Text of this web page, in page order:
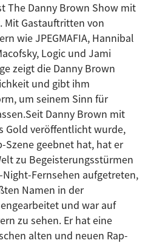
The Danny Brown Show mit
Mit Gastauftritten von
wie JPEGMAFIA, Hannibal
Logic und Jami
zeigt die Danny Brown
und gibt ihm
um seinem Sinn für
Danny Brown mit
Gold veröffentlicht wurde,
Szene geebnet hat, hat er
zu Begeisterungsstürmen
Fernsehen aufgetreten,
Namen in der
und war auf
zu sehen. Er hat eine
alten und neuen Rap-